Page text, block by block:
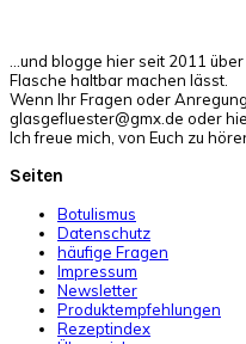
…und blogge hier seit 2011
Flasche haltbar machen lässt.
Wenn Ihr Fragen oder
glasgefluester@gmx.de oder
Ich freue mich, von Euch zu
Seiten
Botulismus
Datenschutz
häufige Fragen
Impressum
Newsletter
Produktempfehlungen
Rezeptindex